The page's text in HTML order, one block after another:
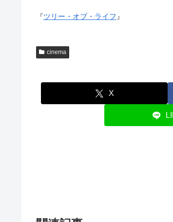
『ツリー・オブ・ライフ 』
cinema
X